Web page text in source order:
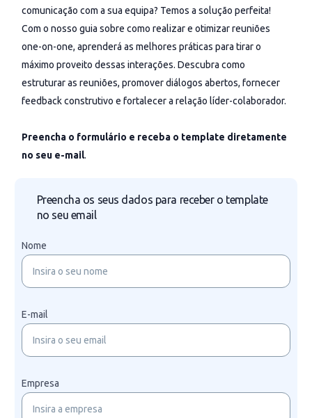
comunicação com a sua equipa? Temos a solução perfeita!
Com o nosso guia sobre como realizar e otimizar reuniões
one-on-one, aprenderá as melhores práticas para tirar o
máximo proveito dessas interações. Descubra como
estruturar as reuniões, promover diálogos abertos, fornecer
feedback construtivo e fortalecer a relação líder-colaborador.
Preencha o formulário e receba o template diretamente
no seu e-mail.
Preencha os seus dados para receber o template
no seu email
Nome
E-mail
Empresa